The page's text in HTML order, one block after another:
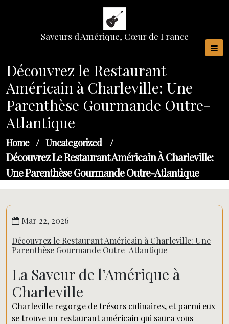
Saveurs d'Amérique, Cœur de France
Découvrez le Restaurant
Américain à Charleville: Une
Parenthèse Gourmande Outre-
Atlantique
Home / Uncategorized /
Découvrez Le Restaurant Américain À Charleville:
Une Parenthèse Gourmande Outre-Atlantique
Mar 22, 2026
Découvrez le Restaurant Américain à Charleville: Une
Parenthèse Gourmande Outre-Atlantique
La Saveur de l’Amérique à
Charleville
Charleville regorge de trésors culinaires, et parmi eux
se trouve un restaurant américain qui saura vous